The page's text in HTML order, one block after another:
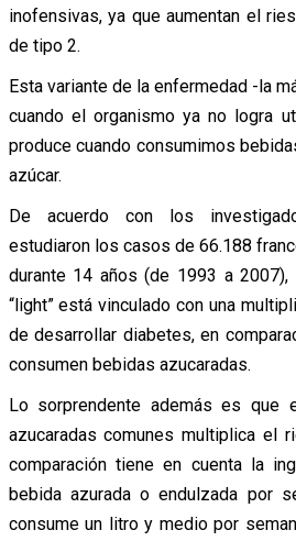
inofensivas, ya que aumentan el
de tipo 2.
Esta variante de la enfermedad -la
cuando el organismo ya no logra
produce cuando consumimos
azúcar.
De acuerdo con los
estudiaron los casos de 66.188
durante 14 años (de 1993 a
“light” está vinculado con una
de desarrollar diabetes, en
consumen bebidas azucaradas.
Lo sorprendente además es que
azucaradas comunes multiplica el
comparación tiene en cuenta la
bebida azurada o endulzada por
consume un litro y medio por